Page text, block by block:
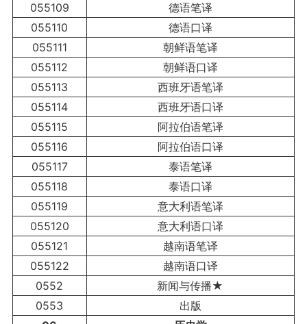
055109
德语笔译
055110
德语口译
055111
朝鲜语笔译
055112
朝鲜语口译
055113
西班牙语笔译
055114
西班牙语口译
055115
阿拉伯语笔译
055116
阿拉伯语口译
055117
泰语笔译
055118
泰语口译
055119
意大利语笔译
055120
意大利语口译
055121
越南语笔译
055122
越南语口译
0552
新闻与传播★
0553
出版